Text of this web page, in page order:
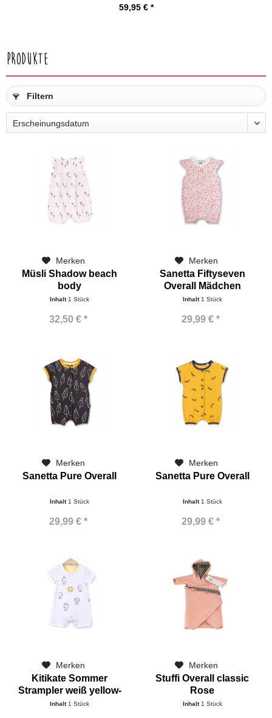
59,95 € *
Produkte
Filtern
Merken
Müsli Shadow beach
body
Inhalt 1 Stück
32,50 € *
Merken
Sanetta Fiftyseven
Overall Mädchen
Inhalt 1 Stück
29,99 € *
Merken
Sanetta Pure Overall
Inhalt 1 Stück
29,99 € *
Merken
Sanetta Pure Overall
Inhalt 1 Stück
29,99 € *
Merken
Kitikate Sommer
Strampler weiß yellow-
Kollektion
Inhalt 1 Stück
Merken
Stuffi Overall classic
Rose
Inhalt 1 Stück